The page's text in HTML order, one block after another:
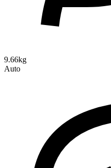
9.66kg
Auto